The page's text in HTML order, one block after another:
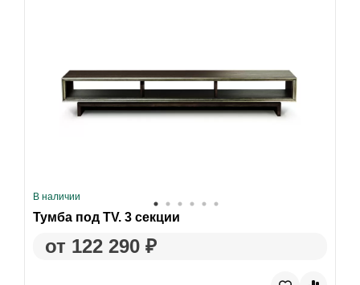
В наличии
Тумба под TV. 3 секции
от 122 290 ₽